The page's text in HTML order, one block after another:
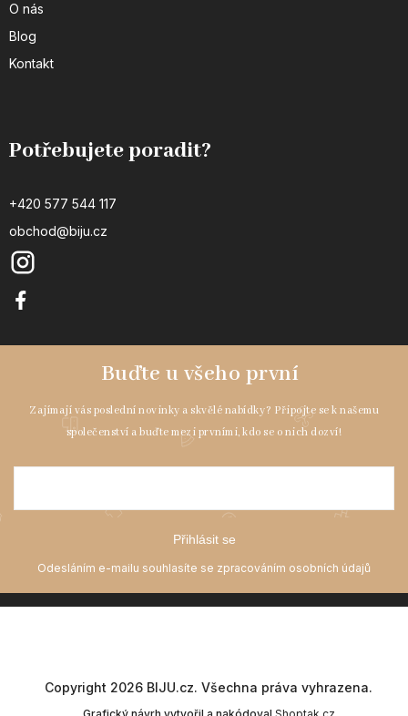
O nás
Blog
Kontakt
Potřebujete poradit?
+420 577 544 117
obchod@biju.cz
Přihlásit se
Copyright 2026 BIJU.cz. Všechna práva vyhrazena.